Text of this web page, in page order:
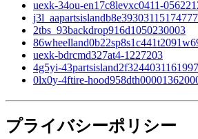
uexk-34ou-en17c8levxc0411-
2tbs_93backdrop916d1050230003
uexk-bdrcmd327at4-1227203
4g5yi-
0lx0y-4ftire-
プライバシーポリシー